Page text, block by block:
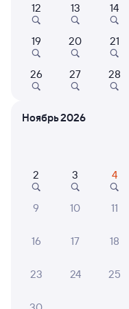
Даже если сейчас нет мест
Искать билеты
Отели в Вольске
Отель
12 13 14
19 20 21
26 27 28
Ноябрь 2026
2 3 4
9 10 11
16 17 18
23 24 25